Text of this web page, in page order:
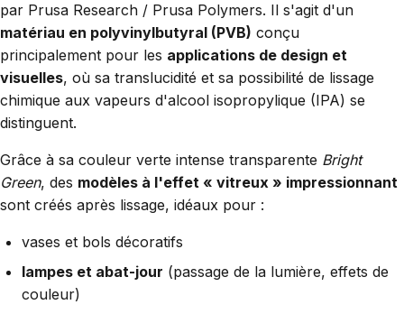
par Prusa Research / Prusa Polymers. Il s'agit d'un
matériau en polyvinylbutyral (PVB) conçu
principalement pour les applications de design et
visuelles, où sa translucidité et sa possibilité de lissage
chimique aux vapeurs d'alcool isopropylique (IPA) se
distinguent.
Grâce à sa couleur verte intense transparente Bright
Green, des modèles à l'effet « vitreux » impressionnant
sont créés après lissage, idéaux pour :
vases et bols décoratifs
lampes et abat-jour (passage de la lumière, effets de
couleur)